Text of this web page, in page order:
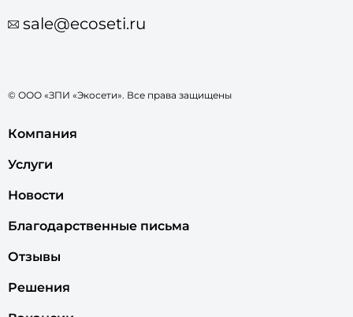
sale@ecoseti.ru
© ООО «ЗПИ «Экосети». Все права защищены
Компания
Услуги
Новости
Благодарственные письма
Отзывы
Решения